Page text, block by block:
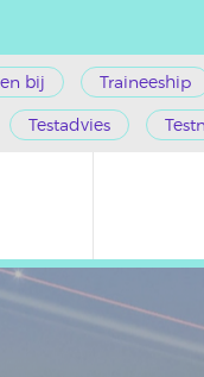
bij Traineeship
Testadvies